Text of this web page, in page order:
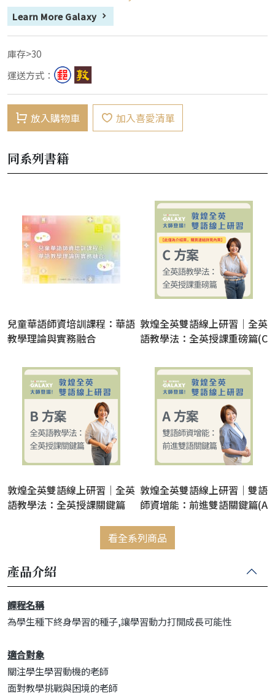
Learn More Galaxy
庫存>30
運送方式：
放入購物車 加入喜愛清單
同系列書籍
兒童華語師資培訓課程：華語
教學理論與實務融合
敦煌全英雙語線上研習｜全英
語教學法：全英授課重磅篇(C
頁，購買連結詳見內頁】
敦煌全英雙語線上研習｜全英
語教學法：全英授課關鍵篇
敦煌全英雙語線上研習｜雙語
師資增能：前進雙語關鍵篇(A
看全系列商品
產品介紹
課程名稱
為學生種下終身學習的種子,讓學習動力打開成長可能性
適合對象
關注學生學習動機的老師
面對教學挑戰與困境的老師